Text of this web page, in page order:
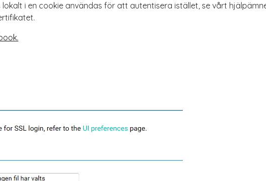
i en cookie användas för att autentisera istället, se vårt